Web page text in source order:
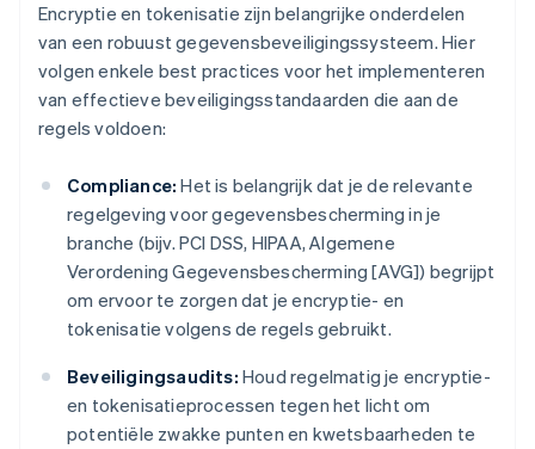
Encryptie en tokenisatie zijn belangrijke onderdelen
van een robuust gegevensbeveiligingssysteem. Hier
volgen enkele best practices voor het implementeren
van effectieve beveiligingsstandaarden die aan de
regels voldoen:
Compliance: Het is belangrijk dat je de relevante
regelgeving voor gegevensbescherming in je
branche (bijv. PCI DSS, HIPAA, Algemene
Verordening Gegevensbescherming [AVG]) begrijpt
om ervoor te zorgen dat je encryptie- en
tokenisatie volgens de regels gebruikt.
Beveiligingsaudits: Houd regelmatig je encryptie-
en tokenisatieprocessen tegen het licht om
potentiële zwakke punten en kwetsbaarheden te